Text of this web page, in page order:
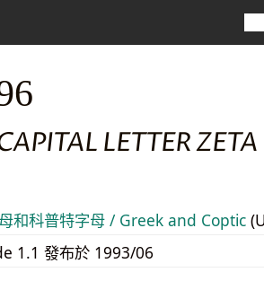
LETTER ZETA
和科普特字母 / Greek and Coptic
1.1 發布於 1993/06